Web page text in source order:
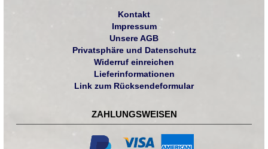
Kontakt
Impressum
Unsere AGB
Privatsphäre und Datenschutz
Widerruf einreichen
Lieferinformationen
Link zum Rücksendeformular
ZAHLUNGSWEISEN